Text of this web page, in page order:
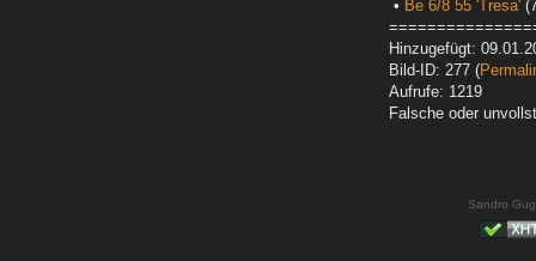
• Be 6/8 55 'Tresa'
Hinzugefügt:
Bild-ID: 277 (
Aufrufe: 1219
Falsche oder
Sandro